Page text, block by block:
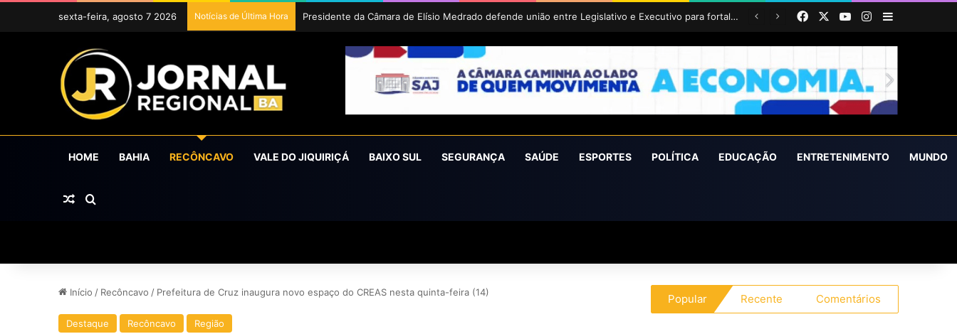
sexta-feira, agosto 7 2026 Notícias de Última Hora Ubaíra conquista o prêmio Cidade Revelação do São João da Bahia 2026 FacebookYouTubeInstagram
Barra
HOME BAHIA RECÔNCAVO VALE DO JIQUIRIÇÁ BAIXO SUL SEGURANÇA SAÚDE ESPORTES POLÍTICA EDUCAÇÃO ENTRETENIMENTO MUNDO
Artigo aleatório
Procurar por
Início / Recôncavo / Prefeitura de Cruz inaugura novo espaço do CREAS nesta quinta-feira (14)
Destaque Recôncavo Região
Popular Recente Comentários